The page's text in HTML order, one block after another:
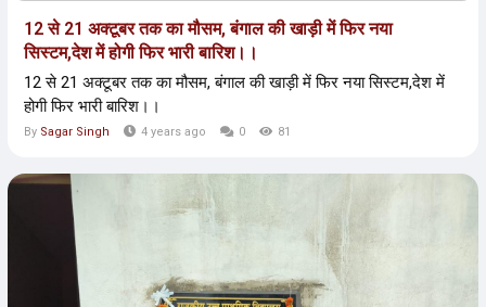
12 से 21 अक्टूबर तक का मौसम, बंगाल की खाड़ी में फिर नया
सिस्टम,देश में होगी फिर भारी बारिश।।
12 से 21 अक्टूबर तक का मौसम, बंगाल की खाड़ी में फिर नया सिस्टम,देश में
होगी फिर भारी बारिश।।
By Sagar Singh 4 years ago 0 81